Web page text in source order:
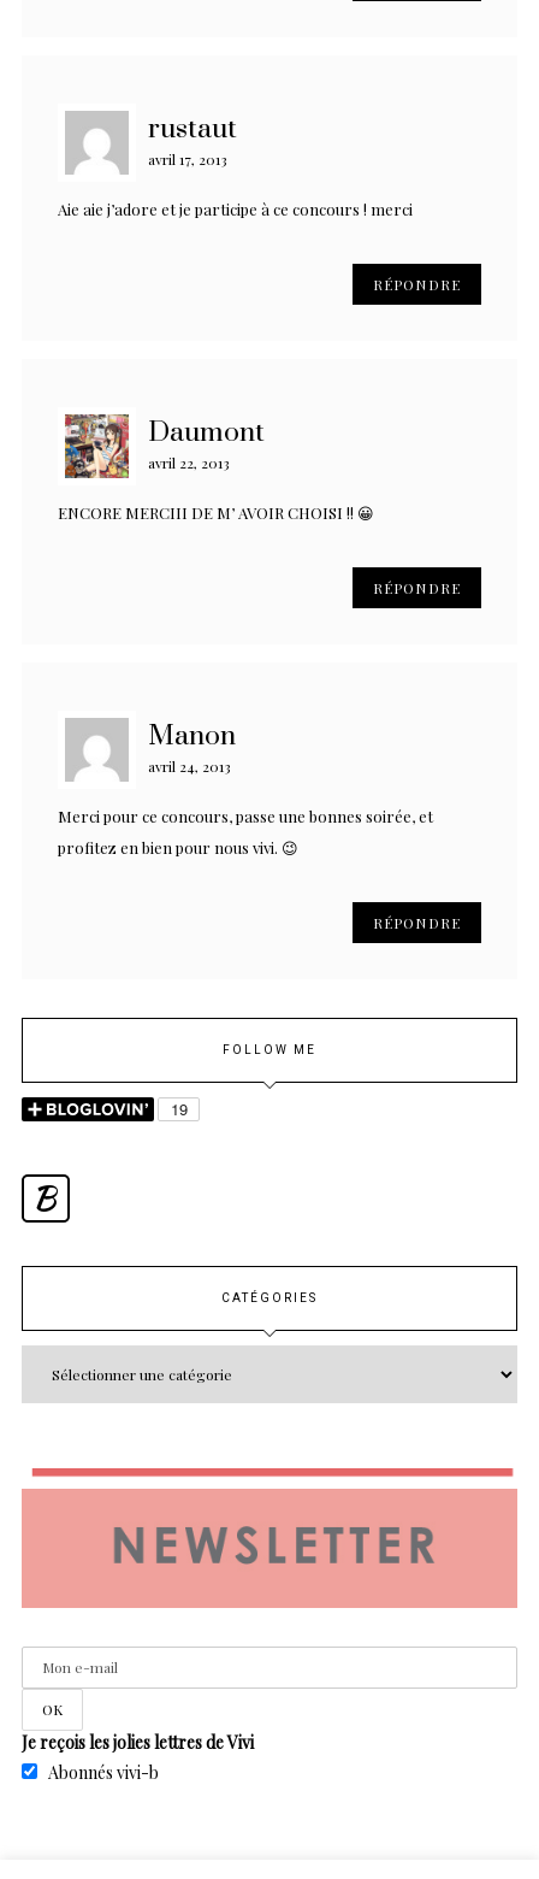
rustaut
avril 17, 2013
Aie aie j’adore et je participe à ce concours ! merci
RÉPONDRE
Daumont
avril 22, 2013
ENCORE MERCIII DE M’ AVOIR CHOISI !! 😀
RÉPONDRE
Manon
avril 24, 2013
Merci pour ce concours, passe une bonnes soirée, et
profitez en bien pour nous vivi. 😉
RÉPONDRE
FOLLOW ME
B
CATÉGORIES
Je reçois les jolies lettres de Vivi
Abonnés vivi-b